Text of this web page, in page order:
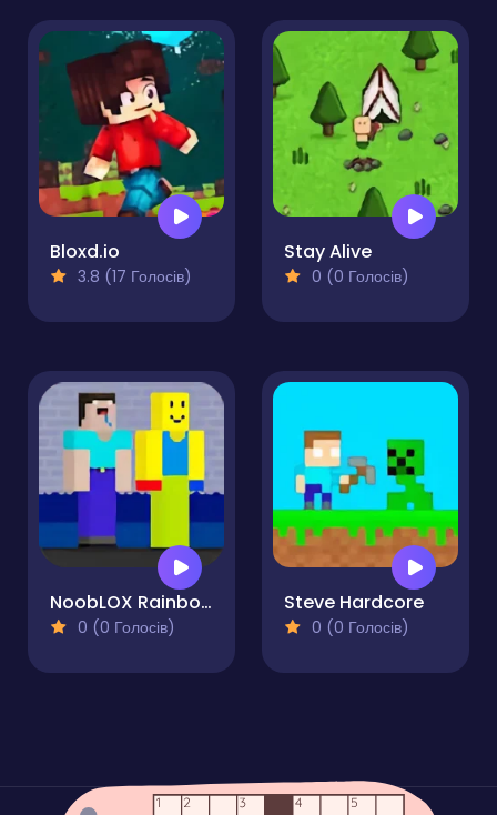
Bloxd.io
3.8 (17 Голосів)
Stay Alive
0 (0 Голосів)
NoobLOX Rainbow Friends
0 (0 Голосів)
Steve Hardcore
0 (0 Голосів)